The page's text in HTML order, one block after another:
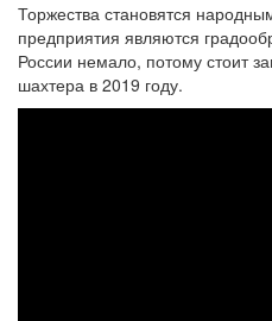
Торжества становятся
предприятия являются
России немало, потому стоит
шахтера в 2019 году.